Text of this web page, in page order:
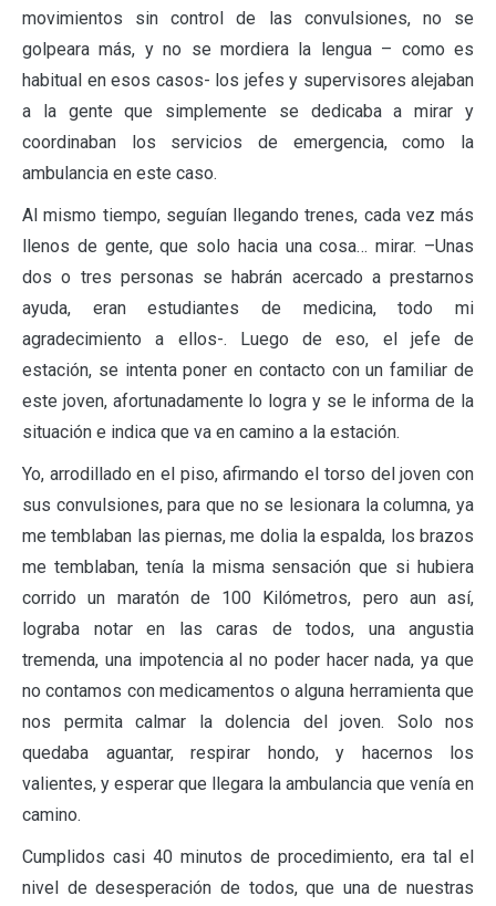
movimientos sin control de las convulsiones, no se
golpeara más, y no se mordiera la lengua – como es
habitual en esos casos- los jefes y supervisores alejaban
a la gente que simplemente se dedicaba a mirar y
coordinaban los servicios de emergencia, como la
ambulancia en este caso.
Al mismo tiempo, seguían llegando trenes, cada vez más
llenos de gente, que solo hacia una cosa… mirar. –Unas
dos o tres personas se habrán acercado a prestarnos
ayuda, eran estudiantes de medicina, todo mi
agradecimiento a ellos-. Luego de eso, el jefe de
estación, se intenta poner en contacto con un familiar de
este joven, afortunadamente lo logra y se le informa de la
situación e indica que va en camino a la estación.
Yo, arrodillado en el piso, afirmando el torso del joven con
sus convulsiones, para que no se lesionara la columna, ya
me temblaban las piernas, me dolia la espalda, los brazos
me temblaban, tenía la misma sensación que si hubiera
corrido un maratón de 100 Kilómetros, pero aun así,
lograba notar en las caras de todos, una angustia
tremenda, una impotencia al no poder hacer nada, ya que
no contamos con medicamentos o alguna herramienta que
nos permita calmar la dolencia del joven. Solo nos
quedaba aguantar, respirar hondo, y hacernos los
valientes, y esperar que llegara la ambulancia que venía en
camino.
Cumplidos casi 40 minutos de procedimiento, era tal el
nivel de desesperación de todos, que una de nuestras